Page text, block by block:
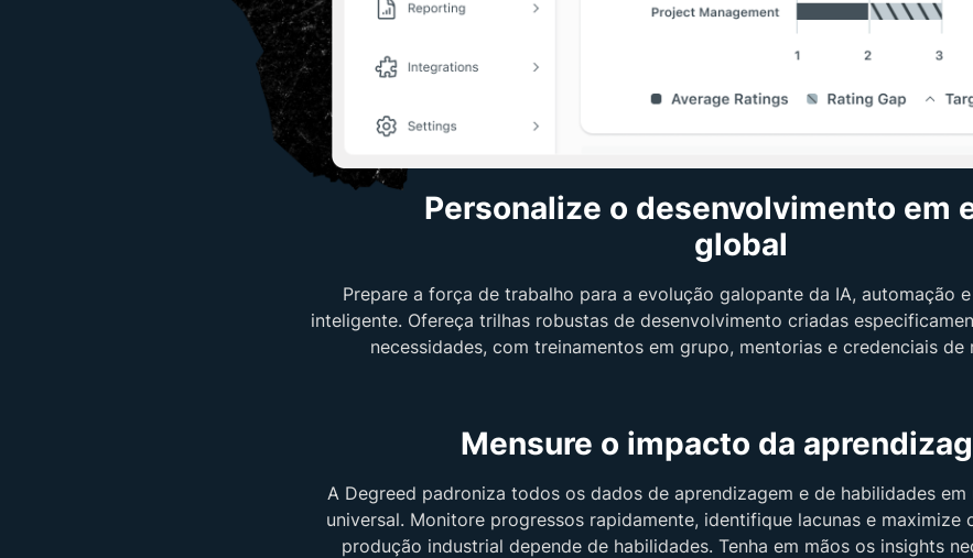
Personalize o desenvolvimento em
global
Prepare a força de trabalho para a evolução galopante da IA, automação
inteligente. Ofereça trilhas robustas de desenvolvimento criadas
necessidades, com treinamentos em grupo, mentorias e credenciais de
Mensure o impacto da
A Degreed padroniza todos os dados de aprendizagem e de habilidades
universal. Monitore progressos rapidamente, identifique lacunas e maximize
produção industrial depende de habilidades. Tenha em mãos os insights